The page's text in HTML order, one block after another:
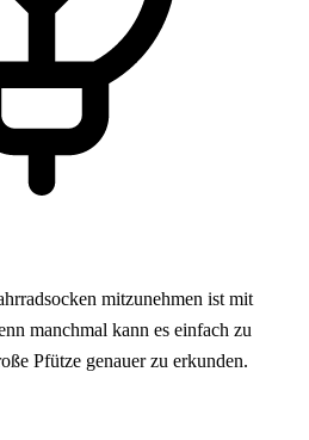
mitzunehmen ist mit
manchmal kann es einfach zu
Pfütze genauer zu erkunden.